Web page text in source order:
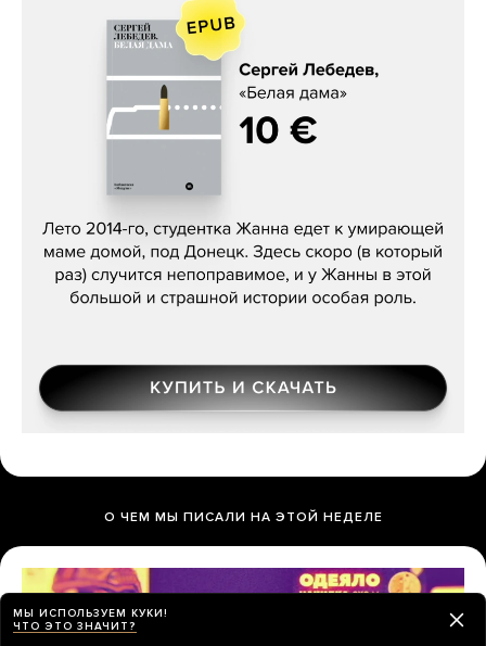
Сергей Лебедев, «Белая дама»
О ЧЕМ МЫ ПИСАЛИ НА ЭТОЙ НЕДЕЛЕ
МЫ ИСПОЛЬЗУЕМ КУКИ!
ЧТО ЭТО ЗНАЧИТ?